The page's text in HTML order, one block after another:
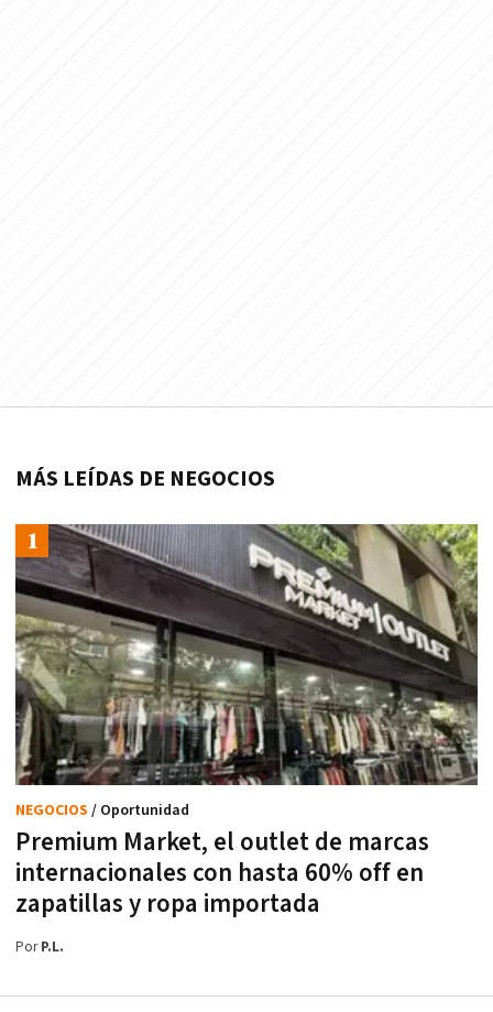
MÁS LEÍDAS DE NEGOCIOS
Premium Market, el outlet de marcas
internacionales con hasta 60% off en
zapatillas y ropa importada
NEGOCIOS / Oportunidad
PorP.L.